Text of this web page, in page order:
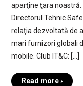
aparţine ţara noastră.
Directorul Tehnic
relaţia dezvoltată de
mari furnizori globali
mobile. Club IT&C: […]
Read more ›